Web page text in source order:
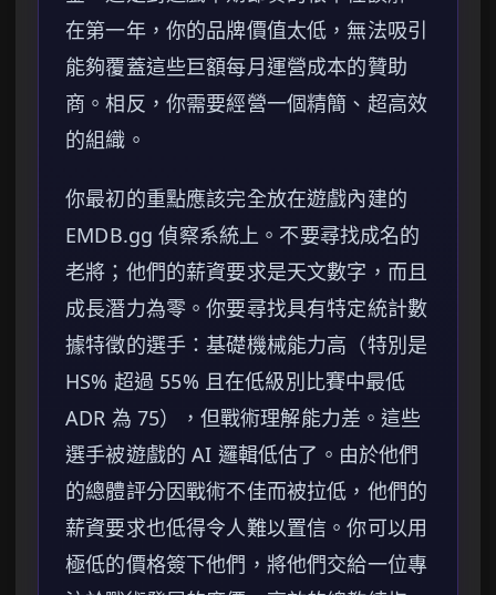
在第一年，你的品牌價值太低，無法吸引
能夠覆蓋這些巨額每月運營成本的贊助
商。相反，你需要經營一個精簡、超高效
的組織。
你最初的重點應該完全放在遊戲內建的
EMDB.gg 偵察系統上。不要尋找成名的
老將；他們的薪資要求是天文數字，而且
成長潛力為零。你要尋找具有特定統計數
據特徵的選手：基礎機械能力高（特別是
HS% 超過 55% 且在低級別比賽中最低
ADR 為 75），但戰術理解能力差。這些
選手被遊戲的 AI 邏輯低估了。由於他們
的總體評分因戰術不佳而被拉低，他們的
薪資要求也低得令人難以置信。你可以用
極低的價格簽下他們，將他們交給一位專